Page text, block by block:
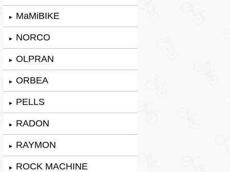
► MaMiBIKE
► NORCO
► OLPRAN
► ORBEA
► PELLS
► RADON
► RAYMON
► ROCK MACHINE